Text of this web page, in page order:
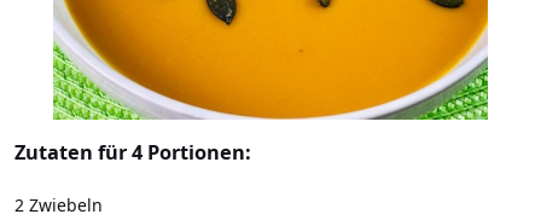
Zutaten für 4 Portionen:
2 Zwiebeln